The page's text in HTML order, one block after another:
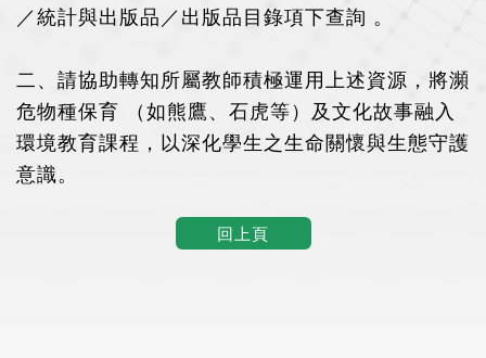
／統計與出版品／出版品目錄項下查詢 。
二、 請協助轉知所屬教師積極運用上述資源，將瀕
危物種保育 （如熊鷹、石虎等）及文化故事融入
環境教育課程，以深化學生之生命關懷與生態守護
意識。
回上頁